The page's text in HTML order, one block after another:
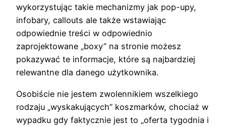
wykorzystując takie mechanizmy jak pop-upy,
infobary, callouts ale także wstawiając
odpowiednie treści w odpowiednio
zaprojektowane „boxy” na stronie możesz
pokazywać te informacje, które są najbardziej
relewantne dla danego użytkownika.
Osobiście nie jestem zwolennikiem wszelkiego
rodzaju „wyskakujących” koszmarków, chociaż w
wypadku gdy faktycznie jest to „oferta tygodnia i